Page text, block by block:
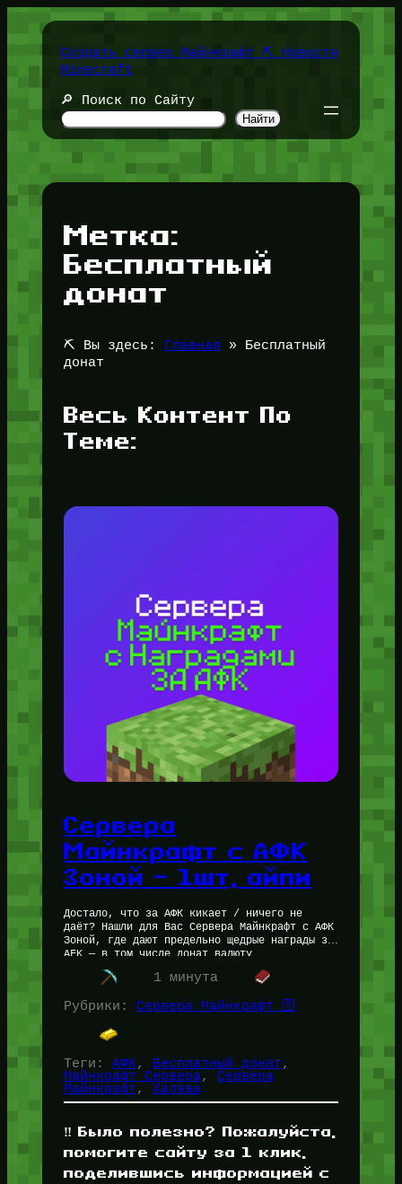
содержимомуСоздать сервер Майнкрафт ⛏️ Новости
Minecraft
🔎 Поиск по Сайту
Найти
Метка:
Бесплатный
донат
⛏️ Вы здесь: Главная » Бесплатный
донат
Весь Контент По
Теме:
Сервера
Майнкрафт с АФК
Зоной — 1шт, айпи
Достало, что за АФК кикает / ничего не
даёт? Нашли для Вас Сервера Майнкрафт с АФК
Зоной, где дают предельно щедрые награды за
AFK — в том числе донат валюту…
1 минута
Рубрики: Сервера Майнкрафт 🛜
Теги: АФК, Бесплатный донат
Майнкрафт Сервера, Сервера
Майнкрафт, Халява
‼️ Было полезно? Пожалуйста,
помогите сайту за 1 клик,
поделившись информацией с